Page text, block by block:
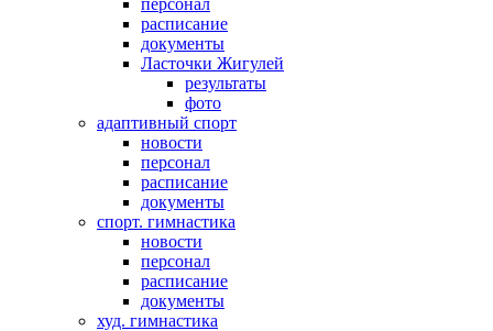
персонал
расписание
документы
Ласточки Жигулей
результаты
фото
адаптивный спорт
новости
персонал
расписание
документы
спорт. гимнастика
новости
персонал
расписание
документы
худ. гимнастика